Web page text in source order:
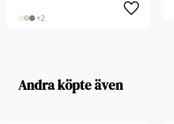
+2
Andra köpte även